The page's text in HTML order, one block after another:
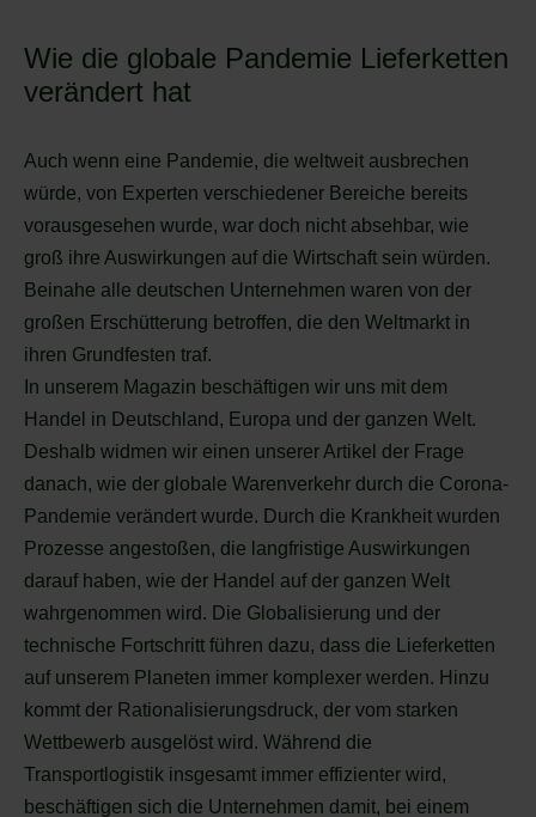
Wie die globale Pandemie Lieferketten
verändert hat
Auch wenn eine Pandemie, die weltweit ausbrechen
würde, von Experten verschiedener Bereiche bereits
vorausgesehen wurde, war doch nicht absehbar, wie
groß ihre Auswirkungen auf die Wirtschaft sein würden.
Beinahe alle deutschen Unternehmen waren von der
großen Erschütterung betroffen, die den Weltmarkt in
ihren Grundfesten traf.
In unserem Magazin beschäftigen wir uns mit dem
Handel in Deutschland, Europa und der ganzen Welt.
Deshalb widmen wir einen unserer Artikel der Frage
danach, wie der globale Warenverkehr durch die Corona-
Pandemie verändert wurde. Durch die Krankheit wurden
Prozesse angestoßen, die langfristige Auswirkungen
darauf haben, wie der Handel auf der ganzen Welt
wahrgenommen wird. Die Globalisierung und der
technische Fortschritt führen dazu, dass die Lieferketten
auf unserem Planeten immer komplexer werden. Hinzu
kommt der Rationalisierungsdruck, der vom starken
Wettbewerb ausgelöst wird. Während die
Transportlogistik insgesamt immer effizienter wird,
beschäftigen sich die Unternehmen damit, bei einem